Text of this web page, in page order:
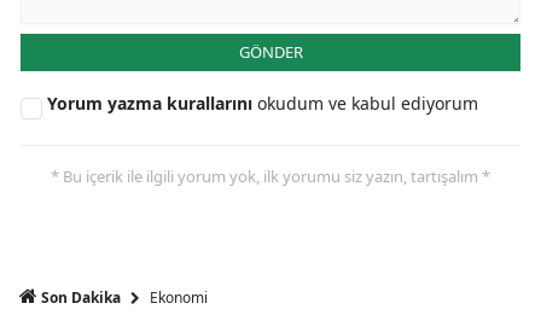
GÖNDER
Yorum yazma kurallarını okudum ve kabul ediyorum
* Bu içerik ile ilgili yorum yok, ilk yorumu siz yazın, tartışalım *
Son Dakika Ekonomi